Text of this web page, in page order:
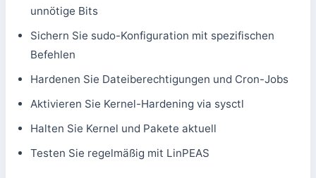
unnötige Bits
Sichern Sie sudo-Konfiguration mit spezifischen
Befehlen
Hardenen Sie Dateiberechtigungen und Cron-Jobs
Aktivieren Sie Kernel-Hardening via sysctl
Halten Sie Kernel und Pakete aktuell
Testen Sie regelmäßig mit LinPEAS